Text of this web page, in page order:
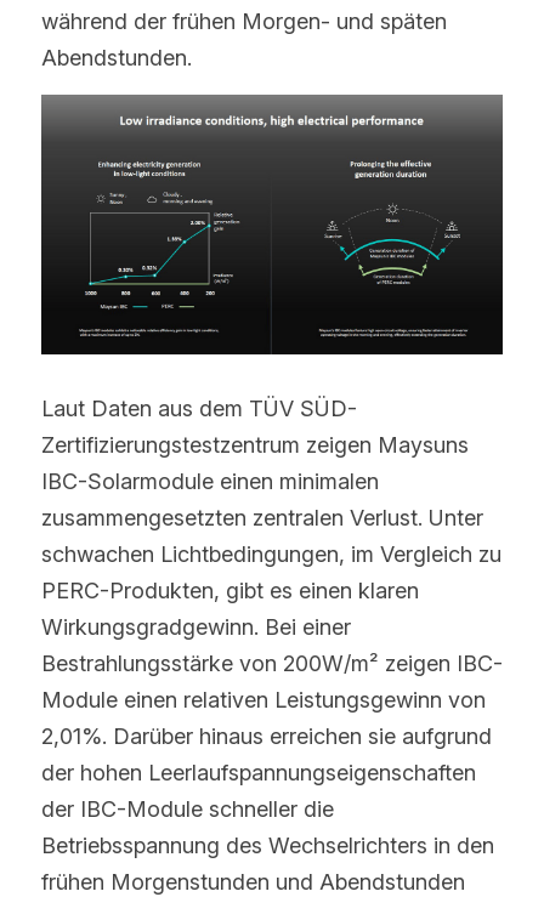
während der frühen Morgen- und späten
Abendstunden.
Laut Daten aus dem TÜV SÜD-
Zertifizierungstestzentrum zeigen Maysuns
IBC-Solarmodule einen minimalen
zusammengesetzten zentralen Verlust. Unter
schwachen Lichtbedingungen, im Vergleich zu
PERC-Produkten, gibt es einen klaren
Wirkungsgradgewinn. Bei einer
Bestrahlungsstärke von 200W/m² zeigen IBC-
Module einen relativen Leistungsgewinn von
2,01%. Darüber hinaus erreichen sie aufgrund
der hohen Leerlaufspannungseigenschaften
der IBC-Module schneller die
Betriebsspannung des Wechselrichters in den
frühen Morgenstunden und Abendstunden